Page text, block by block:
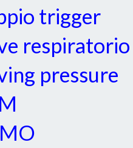
trigger
respiratorio
pressure